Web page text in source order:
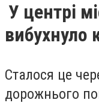
У центрі
вибухнуло
Сталося це
дорожнього